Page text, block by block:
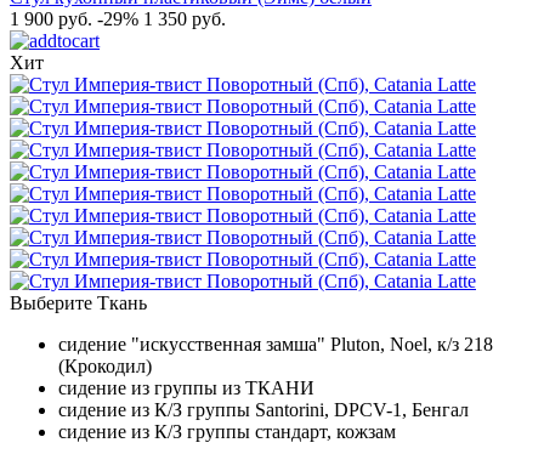
1 900 руб. -29% 1 350 руб.
Хит
Выберите Ткань
сидение "искусственная замша" Pluton, Noel, к/з 218
(Крокодил)
сидение из группы из ТКАНИ
сидение из К/З группы Santorini, DPCV-1, Бенгал
сидение из К/З группы стандарт, кожзам